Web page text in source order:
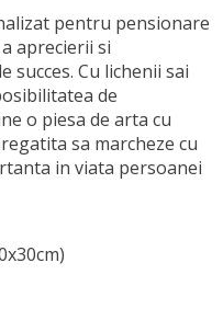
pentru pensionare
aprecierii si
succes. Cu lichenii sai
de
o piesa de arta cu
sa marcheze cu
in viata persoanei